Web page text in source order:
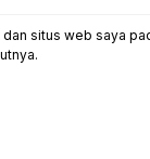
dan situs web saya